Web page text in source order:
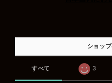
ショッ
すべて 3